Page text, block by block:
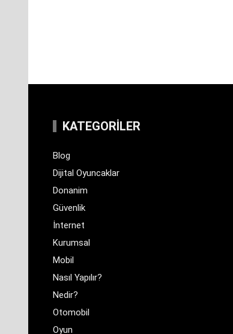
KATEGORILER
Blog
Dijital Oyuncaklar
Donanim
Güvenlik
İnternet
Kurumsal
Mobil
Nasıl Yapılır?
Nedir?
Otomobil
Oyun